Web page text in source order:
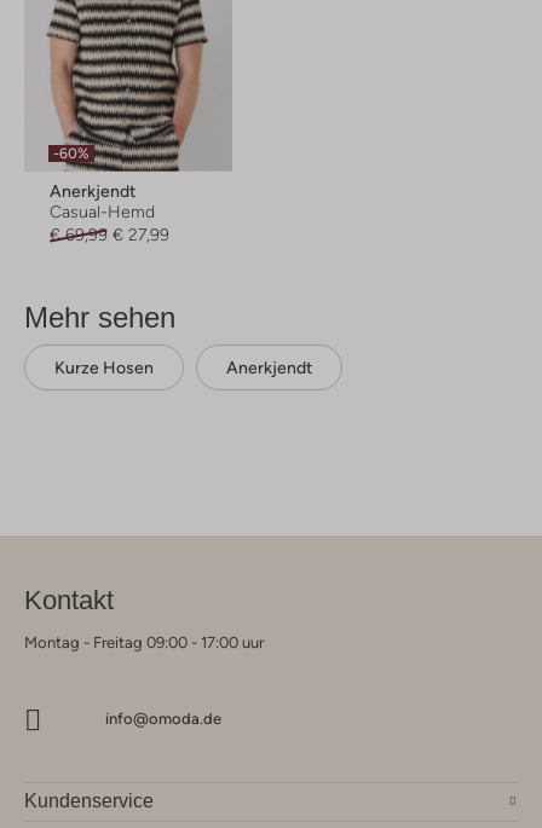
-60%
Anerkjendt
Casual-Hemd
€ 69,99 € 27,99
Mehr sehen
Kurze Hosen Anerkjendt
Kontakt
Montag - Freitag 09:00 - 17:00 uur
info@omoda.de
Kundenservice